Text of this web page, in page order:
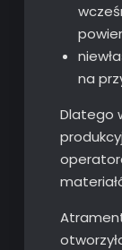
na
Dlatego